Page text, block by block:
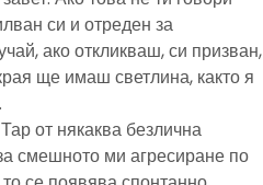
си и отреден за
ако откликваш, си призван,
ще имаш светлина, както я
от някаква безлична
смешното ми агресиране по